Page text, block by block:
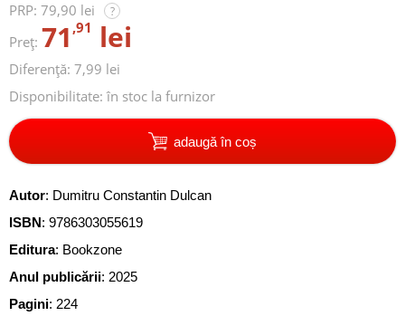
PRP: 79,90 lei ?
Preț: 71 ,91 lei
Diferență: 7,99 lei
Disponibilitate: în stoc la furnizor
adaugă în coș
Autor: Dumitru Constantin Dulcan
ISBN: 9786303055619
Editura: Bookzone
Anul publicării: 2025
Pagini: 224